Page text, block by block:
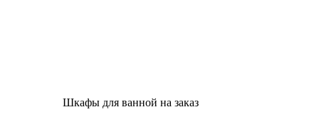
Шкафы для ванной на заказ